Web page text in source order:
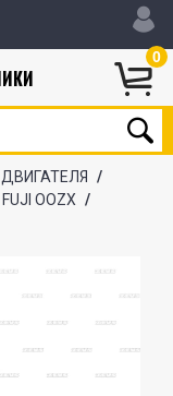
0
/
OOZX /